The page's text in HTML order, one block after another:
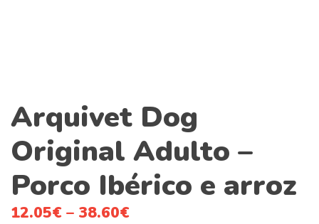
Arquivet Dog
Original Adulto –
Porco Ibérico e arroz
12.05€ – 38.60€